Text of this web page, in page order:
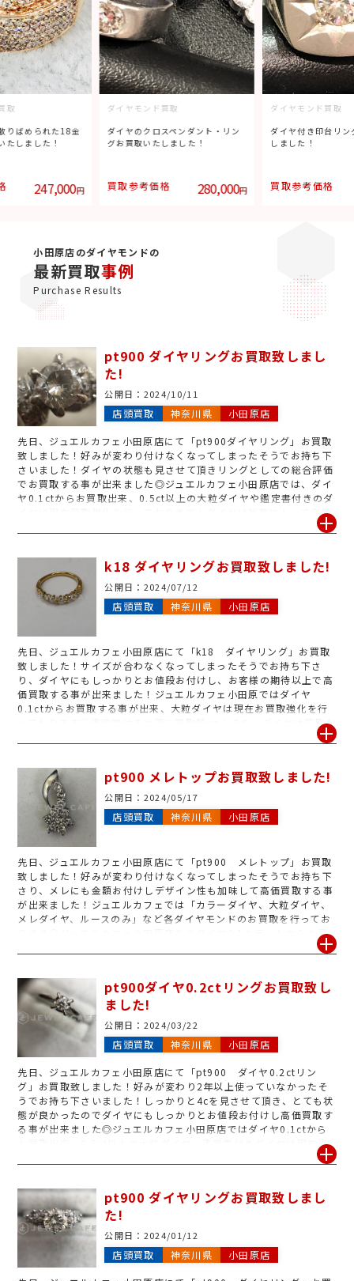
取
りばめられた18金
たしました！
247,000円
ダイヤモンド買取
ダイヤのクロスペンダント・リン
グお買取いたしました！
買取参考価格 280,000円
ダイヤモンド買取
ダイヤ付き印台リ
しました！
買取参考価格
小田原店のダイヤモンドの
最新買取事例
Purchase Results
pt900 ダイヤリングお買取致しまし
た!
公開日： 2024/10/11
店頭買取 神奈川県 小田原店
先日、ジュエルカフェ小田原店にて「pt900ダイヤリング」お買取
致しました！好みが変わり付けなくなってしまったそうでお持ち下
さいました！ダイヤの状態も見させて頂きリングとしての総合評価
でお買取する事が出来ました◎ジュエルカフェ小田原店では、ダイ
ヤ0.1ctからお買取出来、0.5ct以上の大粒ダイヤや鑑定書付きのダ
イヤは現在買取強化を行っております！ダイヤは状態によって金額
が大きく変わって来てしまう為、使わないと判断したお品物御座い
みのご来店大歓迎です◎
k18 ダイヤリングお買取致しました!
公開日： 2024/07/12
店頭買取 神奈川県 小田原店
先日、ジュエルカフェ小田原店にて「k18 ダイヤリング」お買取
致しました！サイズが合わなくなってしまったそうでお持ち下さ
り、ダイヤにもしっかりとお値段お付けし、お客様の期待以上で高
価買取する事が出来ました！ジュエルカフェ小田原ではダイヤ
0.1ctからお買取する事が出来、大粒ダイヤは現在お買取強化を行
っております◎鑑定書付きは更に買取額up！また、ダイヤは買取だ
けでなく使わなくなったダイヤを今流行のデザインに付け替えるリ
華な物まで様々なデザインをご用意しております！お見積もりもそ
の場ですぐにご提示出来ますので、ご興味のある方はジュエルカフ
ェ小田原店のスタッフまでお声がけ下さい◎リフォームのみ、査定
のみのご来店も大歓迎です！
pt900 メレトップお買取致しました!
公開日： 2024/05/17
店頭買取 神奈川県 小田原店
先日、ジュエルカフェ小田原店にて「pt900 メレトップ」お買取
致しました！好みが変わり付けなくなってしまったそうでお持ち下
さり、メレにも金額お付けしデザイン性も加味して高価買取する事
が出来ました！ジュエルカフェでは「カラーダイヤ、大粒ダイヤ、
メレダイヤ、ルースのみ」など各ダイヤモンドのお買取を行ってお
ります◎ジュエルカフェ小田原店ならダイヤ0.1カラットからお買
取出来、鑑定書なしやメレが取れてしまった物、欠けてしまった物
で、使わずに眠っているダイヤ御座いましたら是非1度ジュエルカ
フェ小田原店までお持ち下さいませ◎
pt900ダイヤ0.2ctリングお買取致し
ました!
公開日： 2024/03/22
店頭買取 神奈川県 小田原店
先日、ジュエルカフェ小田原店にて「pt900 ダイヤ0.2ctリン
グ」お買取致しました！好みが変わり2年以上使っていなかったそ
うでお持ち下さいました！しっかりと4cを見させて頂き、とても状
態が良かったのでダイヤにもしっかりとお値段お付けし高価買取す
る事が出来ました◎ジュエルカフェ小田原店ではダイヤ0.1ctから
お買取出来、0.5ct以上の大粒ダイヤ・鑑定書付きダイヤは現在小
田原店にて買取強化中です！ダイヤモンドのお買取でしたら、新品
寧に査定させていただきます！売れるかどうか不安でしたらまずは
お気軽にお問い合わせください◎pt900 ダイヤリングお買取致しまし
た!
公開日： 2024/01/12
店頭買取 神奈川県 小田原店